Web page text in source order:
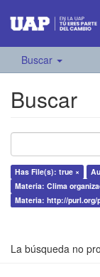
Buscar
Buscar
Has File(s): true ×
Materia: Clima
Materia: http://purl.org/
La búsqueda no